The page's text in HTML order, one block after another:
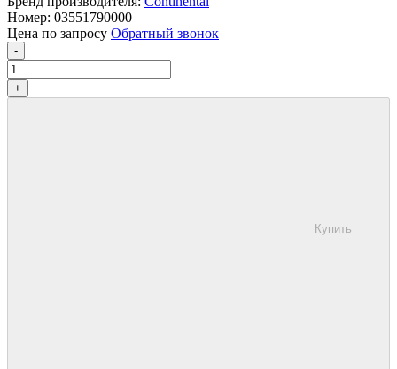
Номер: 03551790000
Цена по запросу Обратный звонок
-
+
Купить